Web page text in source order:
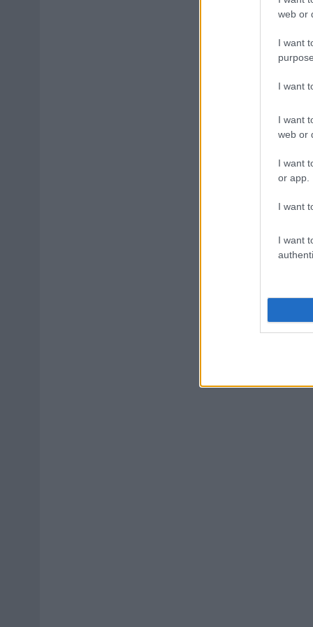
web or
I want
I want
I want
web or
I want
or app.
I want
I want